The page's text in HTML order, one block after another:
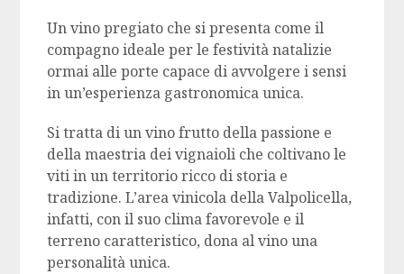
Un vino pregiato che si presenta come il
compagno ideale per le festività natalizie
ormai alle porte capace di avvolgere i sensi
in un’esperienza gastronomica unica.
Si tratta di un vino frutto della passione e
della maestria dei vignaioli che coltivano le
viti in un territorio ricco di storia e
tradizione. L’area vinicola della Valpolicella,
infatti, con il suo clima favorevole e il
terreno caratteristico, dona al vino una
personalità unica.